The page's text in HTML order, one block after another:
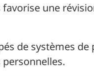
favorise une
de systèmes